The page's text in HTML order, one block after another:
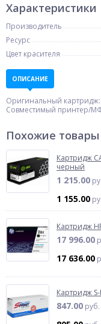
Характеристики
Производитель
Ресурс
Цвет красителя
ОПИСАНИЕ
Оригинальный картридж:
Совместимый принтер/
Похожие товары
Картридж
черный
1 215.00
1 155.00
Картридж
17 996.00
17 636.00
Картридж
847.00 руб.